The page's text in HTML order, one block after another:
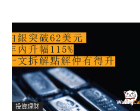
投資理財